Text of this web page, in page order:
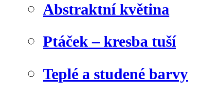
Abstraktní květina
Ptáček – kresba tuší
Teplé a studené barvy